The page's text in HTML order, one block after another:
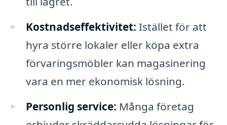
Kostnadseffektivitet: Istället för att
hyra större lokaler eller köpa extra
förvaringsmöbler kan magasinering
vara en mer ekonomisk lösning.
Personlig service: Många företag